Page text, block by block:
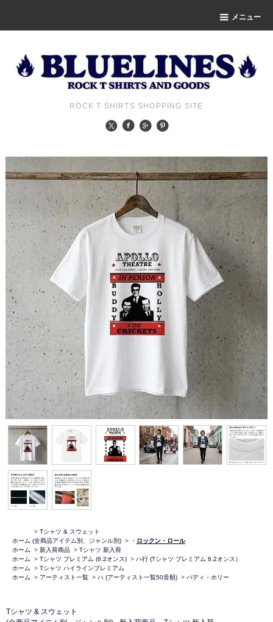
メニュー
ROCK T SHIRTS SHOPPING SITE
ホーム
> Tシャツ & スウェット
(全商品アイテム別、ジャンル別) > ・ ロックン・ロール
ホーム
> 新入荷商品 > Tシャツ 新入荷
ホーム
> Tシャツ プレミアム (6.2オンス) > ハ行 (Tシャツ プレミアム 6.2オンス）
ホーム
> Tシャツ ハイラインプレミアム
ホーム
> アーティスト一覧 > ハ (アーティスト一覧50音順) > バディ・ホリー
Tシャツ & スウェット